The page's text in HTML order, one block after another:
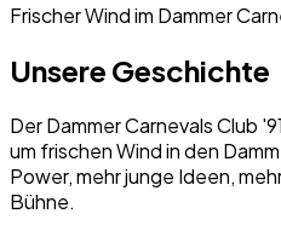
Frischer Wind im Dammer
Unsere Geschichte
Der Dammer Carnevals Club
um frischen Wind in den
Power, mehr junge Ideen,
Bühne.